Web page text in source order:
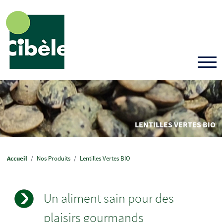
au
contenu
principal
LENTILLES VERTES BIO
d'Ariane
Accueil Nos Produits Lentilles Vertes BIO
Un aliment sain pour des
plaisirs gourmands